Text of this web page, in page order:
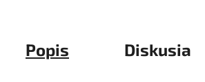
Popis Diskusia